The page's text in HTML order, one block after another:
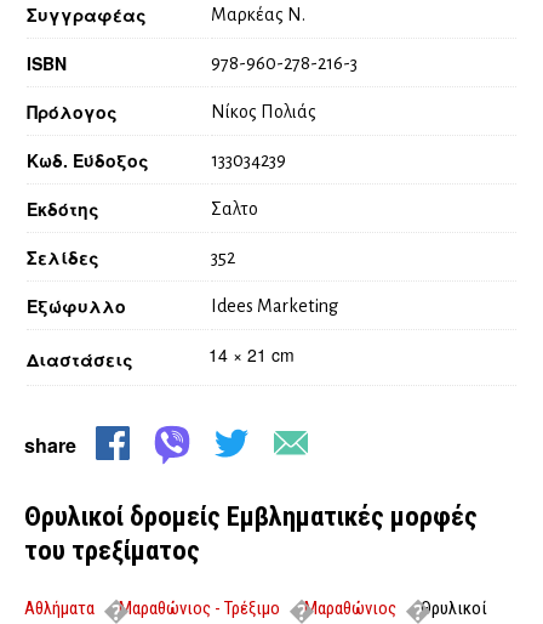
Διαστάσεις 14 × 21 cm
Συγγραφέας Μαρκέας Ν.
ISBN 978-960-278-216-3
Πρόλογος Νίκος Πολιάς
Κωδ. Εύδοξος 133034239
Εκδότης Σαλτο
Σελίδες 352
Εξώφυλλο Idees Marketing
share
Θρυλικοί δρομείς Εμβληματικές μορφές
του τρεξίματος
Αθλήματα Μαραθώνιος - Τρέξιμο Μαραθώνιος
Θρυλικοί